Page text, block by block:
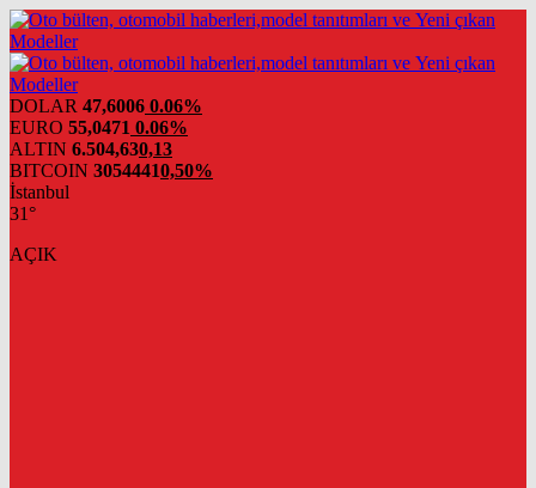
DOLAR 47,6006 0.06%
EURO 55,0471 0.06%
ALTIN 6.504,630,13
BITCOIN 30544410,50%
İstanbul
31°
AÇIK